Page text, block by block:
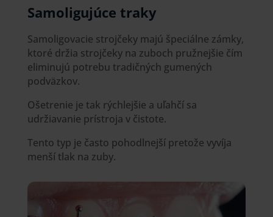
Samoligujúce traky
Samoligovacie strojčeky majú špeciálne zámky,
ktoré držia strojčeky na zuboch pružnejšie čím
eliminujú potrebu tradičných gumených
podväzkov.
Ošetrenie je tak rýchlejšie a uľahčí sa
udržiavanie prístroja v čistote.
Tento typ je často pohodlnejší pretože vyvíja
menší tlak na zuby.